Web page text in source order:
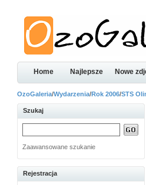
Home Najlepsze Nowe
OzoGaleria/Wydarzenia/Rok 2006/STS
Szukaj
Zaawansowane szukanie
Rejestracja